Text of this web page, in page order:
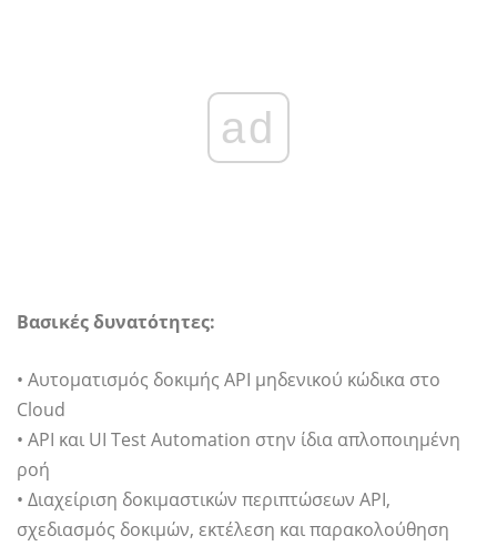
ad
Βασικές δυνατότητες:
• Αυτοματισμός δοκιμής API μηδενικού κώδικα στο
Cloud
• API και UI Test Automation στην ίδια απλοποιημένη
ροή
• Διαχείριση δοκιμαστικών περιπτώσεων API,
σχεδιασμός δοκιμών, εκτέλεση και παρακολούθηση